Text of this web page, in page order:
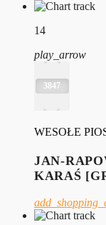
14
play_arrow
3847
WESOŁE
JAN-
KARAŚ